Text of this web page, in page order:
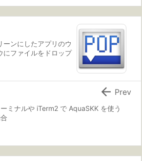
ーンにしたアプリのウ
にファイルをドロップ
ーミナルや iTerm2 で AquaSKK を使う
 Prev